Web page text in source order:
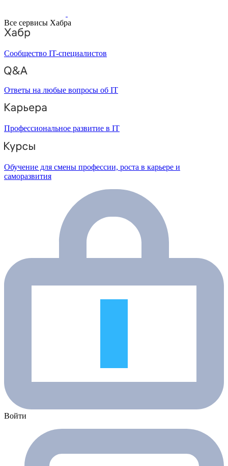
Все сервисы Хабра
Сообщество IT-специалистов
Ответы на любые вопросы об IT
Профессиональное развитие в IT
Обучение для смены профессии, роста в карьере и
саморазвития
Войти